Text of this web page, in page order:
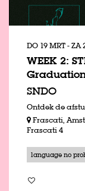
WEEK 2:
SNDO
DO 19 MRT-ZA
Ontdek de
Frascati,
Frascati 4
language no